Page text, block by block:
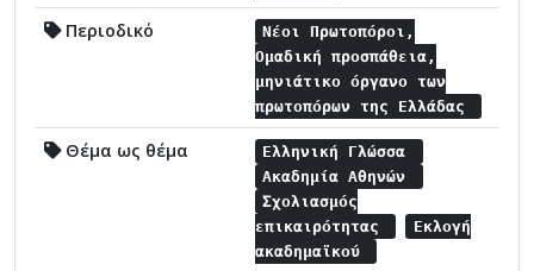
Περιοδικό
Νέοι Πρωτοπόροι,
Ομαδική προσπάθεια,
μηνιάτικο όργανο των
πρωτοπόρων της Ελλάδας
Θέμα ως θέμα
Ελληνική Γλώσσα
Ακαδημία Αθηνών
Σχολιασμός
επικαιρότητας
Εκλογή
ακαδημαϊκού